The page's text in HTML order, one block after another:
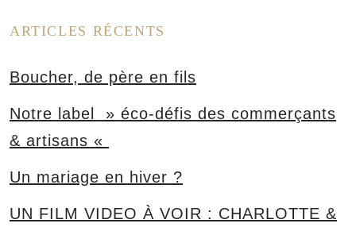
ARTICLES RÉCENTS
Boucher, de père en fils
Notre label » éco-défis des commerçants
& artisans «
Un mariage en hiver ?
UN FILM VIDEO À VOIR : CHARLOTTE &